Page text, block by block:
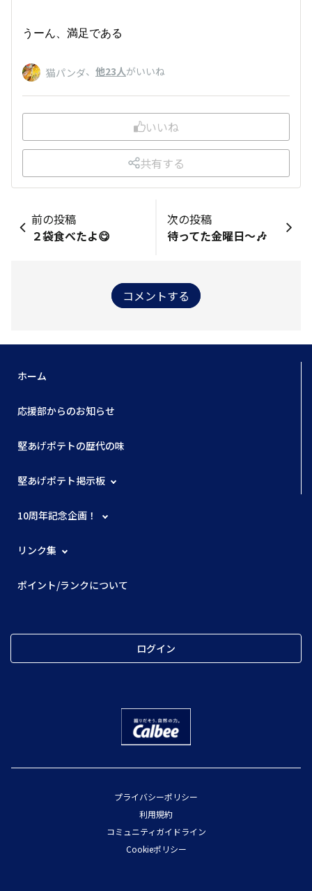
うーん、満足である
猫パンダ、 他23人がいいね
いいね
共有する
前の投稿
２袋食べたよ😋
次の投稿
待ってた金曜日〜🎶
コメントする
ホーム
応援部からのお知らせ
堅あげポテトの歴代の味
堅あげポテト掲示板
10周年記念企画！
リンク集
ポイント/ランクについて
ログイン
プライバシーポリシー
利用規約
コミュニティガイドライン
Cookieポリシー